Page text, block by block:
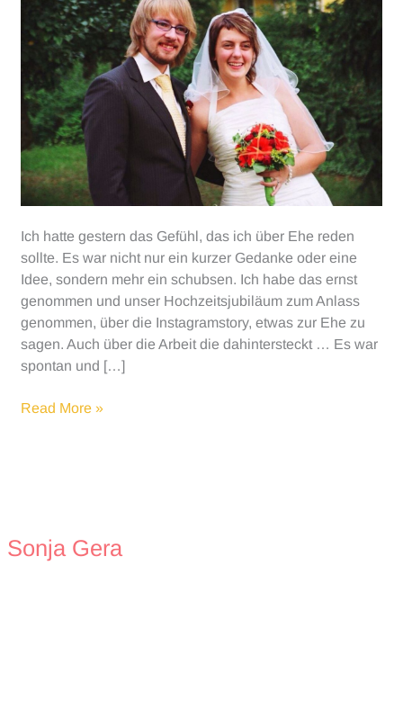
Ich hatte gestern das Gefühl, das ich über Ehe reden
sollte. Es war nicht nur ein kurzer Gedanke oder eine
Idee, sondern mehr ein schubsen. Ich habe das ernst
genommen und unser Hochzeitsjubiläum zum Anlass
genommen, über die Instagramstory, etwas zur Ehe zu
sagen. Auch über die Arbeit die dahintersteckt … Es war
spontan und […]
Eheleben
Read More »
Sonja Gera